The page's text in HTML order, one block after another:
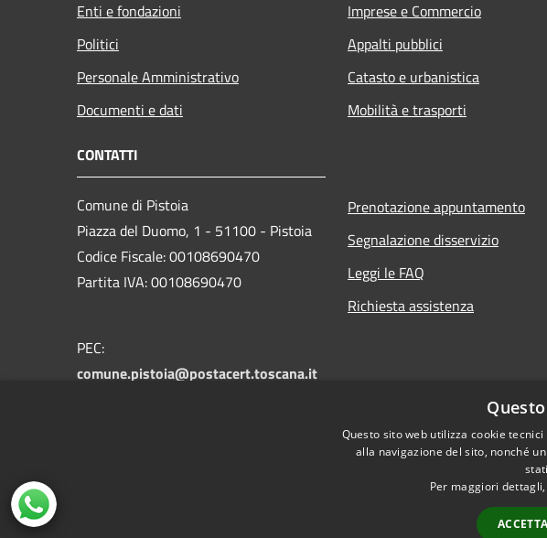
Enti e fondazioni
Politici
Personale Amministrativo
Documenti e dati
Imprese e Commercio
Appalti pubblici
Catasto e urbanistica
Mobilità e trasporti
CONTATTI
Comune di Pistoia
Piazza del Duomo, 1 - 51100 - Pistoia
Codice Fiscale: 00108690470
Partita IVA: 00108690470
PEC:
comune.pistoia@postacert.toscana.it
Prenotazione appuntamento
Segnalazione disservizio
Leggi le FAQ
Richiesta assistenza
Questo sito web utilizza cookie
alla navigazione del sito, nonché
Per maggiori